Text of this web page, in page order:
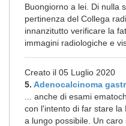
Buongiorno a lei. Di nulla
pertinenza del Collega
innanzitutto verificare la
immagini radiologiche e
Creato il 05 Luglio 2020
5. Adenocalcinoma
... anche di esami
con l'intento di far stare la
a lungo possibile. Un caro